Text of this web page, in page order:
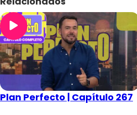
Plan Perfecto | Capítulo 267